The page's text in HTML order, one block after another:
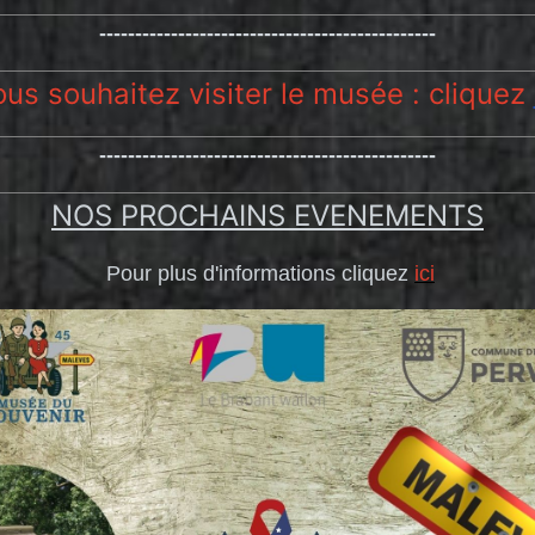
-----------------------------------------------
souhaitez visiter le musée : cliquez
-----------------------------------------------
NOS PROCHAINS EVENEMENTS
Pour plus d'informations cliquez ici